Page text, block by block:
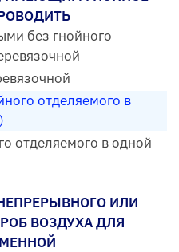
без гнойного
отделяемого в
отделяемого в одной
ИЛИ
ВОЗДУХА ДЛЯ